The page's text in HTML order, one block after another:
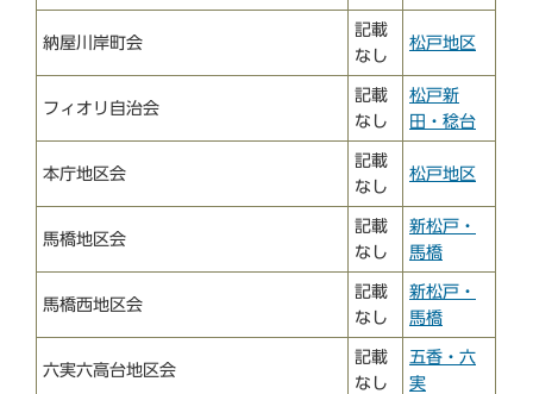
納屋川岸町会
記載
なし
松戸地区
フィオリ自治会
記載
なし
松戸新
田・稔台
本庁地区会
記載
なし
松戸地区
馬橋地区会
記載
なし
新松戸・
馬橋
馬橋西地区会
記載
なし
新松戸・
馬橋
六実六高台地区会
記載
なし
五香・六
実